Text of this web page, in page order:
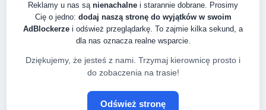
Reklamy u nas są nienachalne i starannie dobrane. Prosimy
Cię o jedno: dodaj naszą stronę do wyjątków w swoim
AdBlockerze i odśwież przeglądarkę. To zajmie kilka sekund, a
dla nas oznacza realne wsparcie.
Dziękujemy, że jesteś z nami. Trzymaj kierownicę prosto i
do zobaczenia na trasie!
Odśwież stronę